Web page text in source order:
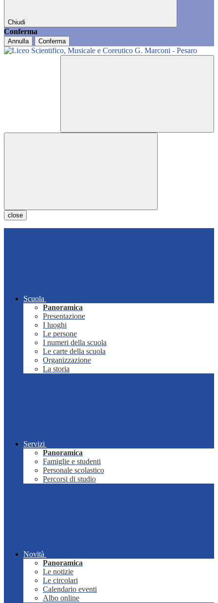
Chiudi
Conferma
Annulla Conferma
close
Scuola
Panoramica
Presentazione
I luoghi
Le persone
I numeri della scuola
Le carte della scuola
Organizzazione
La storia
Servizi
Panoramica
Famiglie e studenti
Personale scolastico
Percorsi di studio
Novità
Panoramica
Le notizie
Le circolari
Calendario eventi
Albo online